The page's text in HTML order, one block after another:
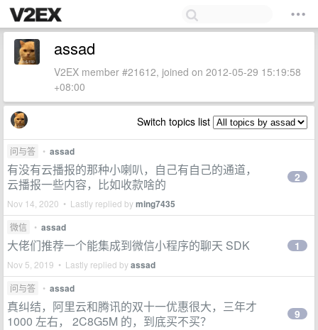
assad
V2EX member #21612, joined on 2012-05-29 15:19:58
+08:00
Switch topics list
问与答 • assad
有没有云播报的那种小喇叭，自己有自己的通道，
云播报一些内容，比如收款啥的
Nov 14, 2020 • Lastly replied byming7435
2
微信 • assad
大佬们推荐一个能集成到微信小程序的聊天 SDK
Nov 5, 2019 • Lastly replied byassad
1
问与答 • assad
真纠结，阿里云和腾讯的双十一优惠很大，三年才
1000 左右， 2C8G5M 的，到底买不买？
9